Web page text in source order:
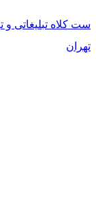
ست کلاه تبلیغاتی
تهران